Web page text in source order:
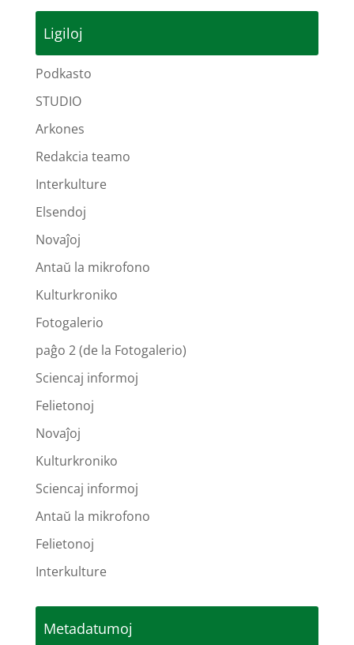
Ligiloj
Podkasto
STUDIO
Arkones
Redakcia teamo
Interkulture
Elsendoj
Novaĵoj
Antaŭ la mikrofono
Kulturkroniko
Fotogalerio
paĝo 2 (de la Fotogalerio)
Sciencaj informoj
Felietonoj
Novaĵoj
Kulturkroniko
Sciencaj informoj
Antaŭ la mikrofono
Felietonoj
Interkulture
Metadatumoj